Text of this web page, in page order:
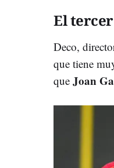
El
Deco,
que tiene
que Joan